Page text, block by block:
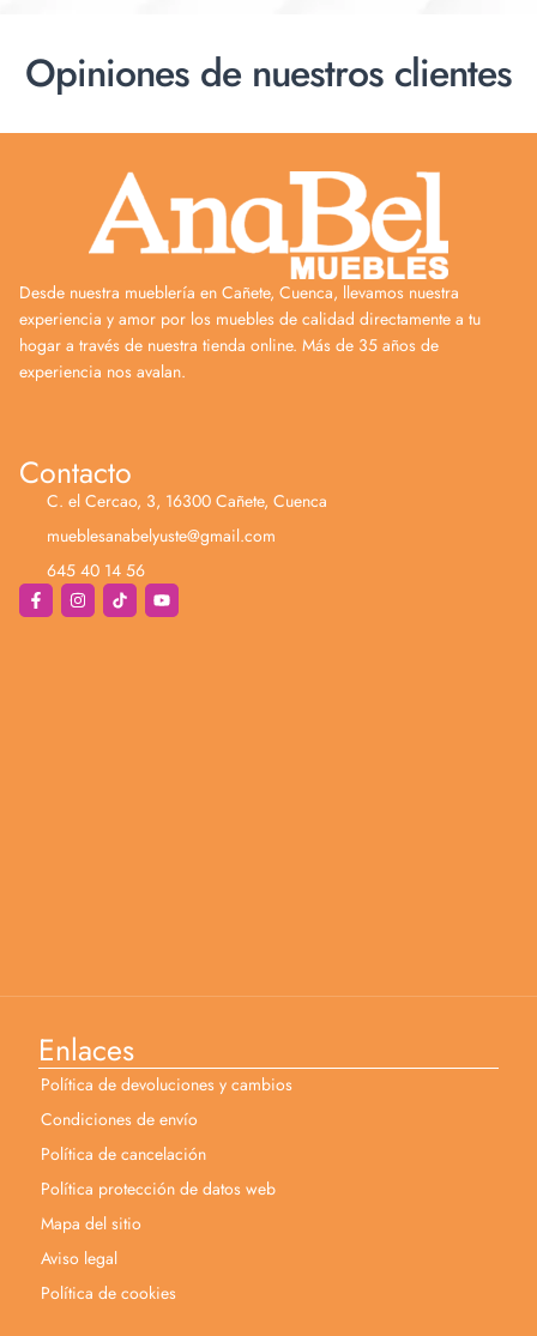
Opiniones de nuestros clientes
Desde nuestra mueblería en Cañete, Cuenca, llevamos nuestra
experiencia y amor por los muebles de calidad directamente a tu
hogar a través de nuestra tienda online. Más de 35 años de
experiencia nos avalan.
Contacto
C. el Cercao, 3, 16300 Cañete, Cuenca
mueblesanabelyuste@gmail.com
645 40 14 56
Enlaces
Política de devoluciones y cambios
Condiciones de envío
Política de cancelación
Política protección de datos web
Mapa del sitio
Aviso legal
Política de cookies